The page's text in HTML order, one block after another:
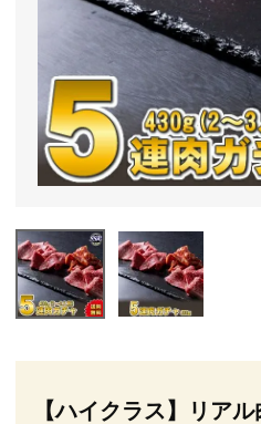
【ハイクラス】リア